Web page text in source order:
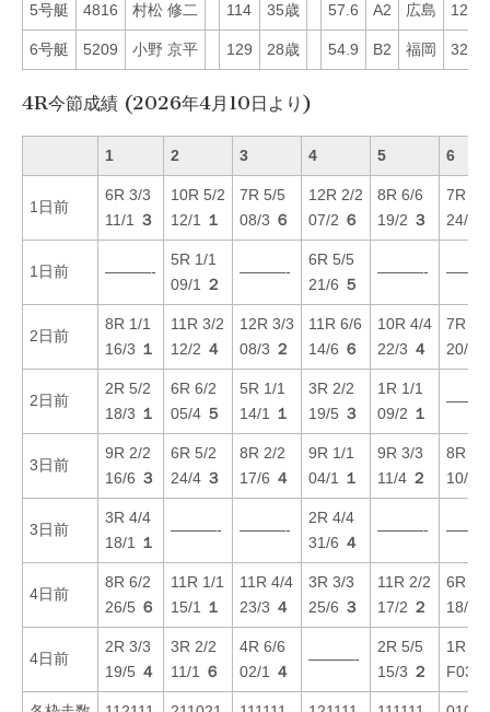
5号艇 4816 村松 修二 114 35歳 57.6 A2 広島 12
6号艇 5209 小野 京平 129 28歳 54.9 B2 福岡 32
4R今節成績 (2026年4月10日より)
1 2 3 4 5 6
1日前
6R 3/3
11/1
３
10R 5/2
12/1
１
7R 5/5
08/3 ６
12R 2/2
07/2 ６
8R 6/6
19/2 ３
7R 6/
24/6
1日前 ———-
5R 1/1
09/1
２
———-
6R 5/5
21/6 ５
———-
2日前
8R 1/1
16/3 １
11R 3/2
12/2 ４
12R 3/3
08/3 ２
11R 6/6
14/6 ６
10R 4/4
22/3 ４
7R 6/
20/6
2日前
2R 5/2
18/3 １
6R 6/2
05/4 ５
5R 1/1
14/1
１
3R 2/2
19/5 ３
1R 1/1
09/2 １
3日前
9R 2/2
16/6 ３
6R 5/2
24/4 ３
8R 2/2
17/6 ４
9R 1/1
04/1
１
9R 3/3
11/4 ２
8R 6/
10/4
3日前
3R 4/4
18/1
１
———- ———-
2R 4/4
31/6 ４
———-
4日前
8R 6/2
26/5 ６
11R 1/1
15/1
１
11R 4/4
23/3 ４
3R 3/3
25/6 ３
11R 2/2
17/2 ２
6R 2/
18/1
4日前
2R 3/3
19/5 ４
3R 2/2
11/1
６
4R 6/6
02/1
４
———-
2R 5/5
15/3 ２
1R 6/
F03/2